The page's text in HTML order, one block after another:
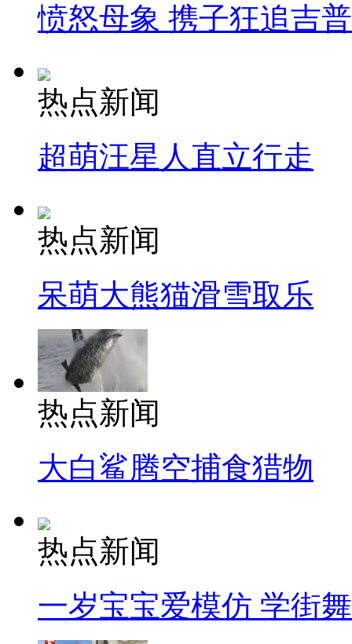
愤怒母象 携子狂追吉
热点新闻
超萌汪星人直立行走
热点新闻
呆萌大熊猫滑雪取乐
热点新闻
大白鲨腾空捕食猎物
热点新闻
一岁宝宝爱模仿 学街